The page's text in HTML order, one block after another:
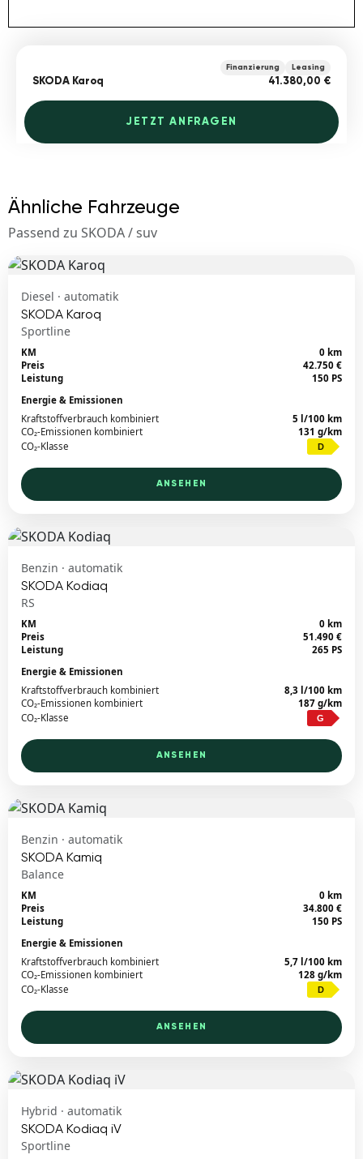
SKODA Karoq
Finanzierung Leasing
41.380,00 €
JETZT ANFRAGEN
Ähnliche Fahrzeuge
Passend zu SKODA / suv
Diesel · automatik
SKODA Karoq
Sportline
KM
0 km
Preis
42.750 €
Leistung
150 PS
Energie & Emissionen
Kraftstoffverbrauch kombiniert
5 l/100 km
CO₂-Emissionen kombiniert
131 g/km
CO₂-Klasse
D
ANSEHEN
Benzin · automatik
SKODA Kodiaq
RS
KM
0 km
Preis
51.490 €
Leistung
265 PS
Energie & Emissionen
Kraftstoffverbrauch kombiniert
8,3 l/100 km
CO₂-Emissionen kombiniert
187 g/km
CO₂-Klasse
G
ANSEHEN
Benzin · automatik
SKODA Kamiq
Balance
KM
0 km
Preis
34.800 €
Leistung
150 PS
Energie & Emissionen
Kraftstoffverbrauch kombiniert
5,7 l/100 km
CO₂-Emissionen kombiniert
128 g/km
CO₂-Klasse
D
ANSEHEN
Hybrid · automatik
SKODA Kodiaq iV
Sportline